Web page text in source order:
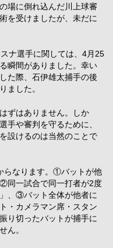
場に倒れ込んだ川上球審
を受けましたが、未だに
ナ選手に関しては、4月25
瞬間がありました。幸い
た際、石伊雄太捕手の後
ました。
ずはありません。しか
手や審判を守るために、
設けるのは当然のことで
らなります。①バットが他
同一試合で同一打者が2度
、③バット全体が他者に
・カメラマン席・スタン
り切ったバットが捕手に
ん。